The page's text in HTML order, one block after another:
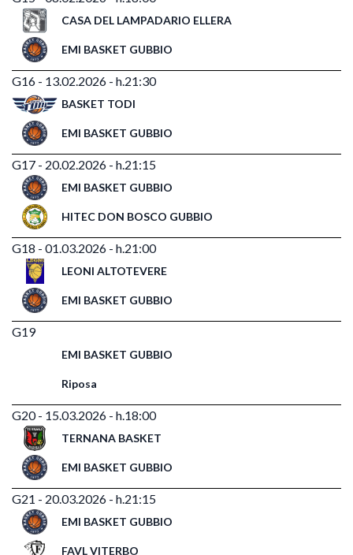
CASA DEL LAMPADARIO ELLERA
EMI BASKET GUBBIO
G16 - 13.02.2026 - h.21:30
BASKET TODI
EMI BASKET GUBBIO
G17 - 20.02.2026 - h.21:15
EMI BASKET GUBBIO
HITEC DON BOSCO GUBBIO
G18 - 01.03.2026 - h.21:00
LEONI ALTOTEVERE
EMI BASKET GUBBIO
G19
EMI BASKET GUBBIO
Riposa
G20 - 15.03.2026 - h.18:00
TERNANA BASKET
EMI BASKET GUBBIO
G21 - 20.03.2026 - h.21:15
EMI BASKET GUBBIO
FAVL VITERBO